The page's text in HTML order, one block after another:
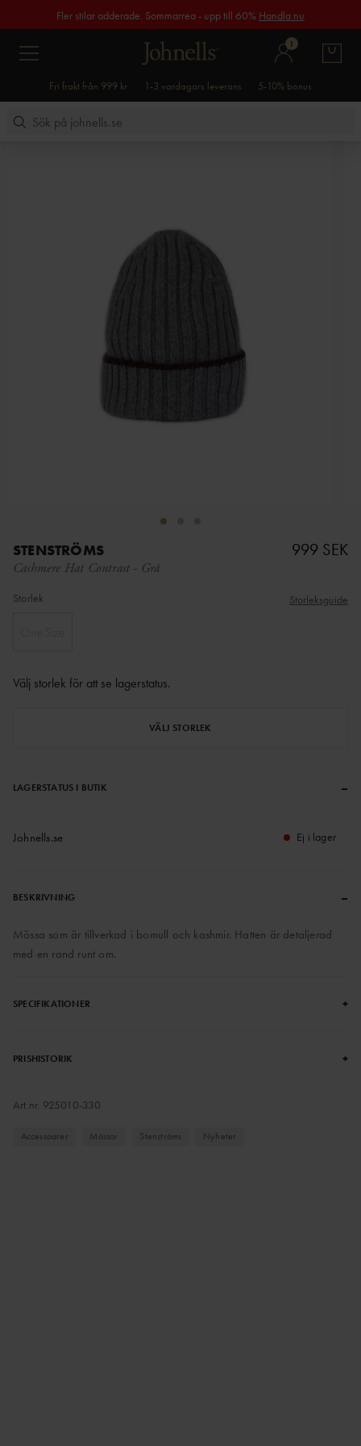
Fler stilar adderade. Sommarrea - upp till 60% Handla nu
1
Fri frakt från 999 kr 1-3 vardagars leverans 5-10% bonus
STENSTRÖMS
Cashmere Hat Contrast - Grå
999 SEK
Storlek Storleksguide
Välj storlek för att se lagerstatus.
VÄLJ STORLEK
LAGERSTATUS I BUTIK –
Johnells.se Ej i lager
BESKRIVNING –
Mössa som är tillverkad i bomull och kashmir. Hatten är detaljerad
med en rand runt om.
SPECIFIKATIONER +
PRISHISTORIK +
Art.nr. 925010-330
Accessoarer Mössor Stenströms Nyheter